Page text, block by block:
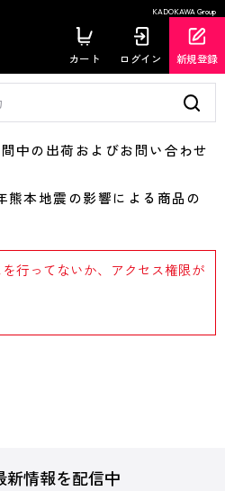
KADOKAWA Group
カート ログイン 新規登録
の出荷およびお問い合わせ
本地震の影響による商品の
行ってないか、アクセス権限が
新情報を配信中